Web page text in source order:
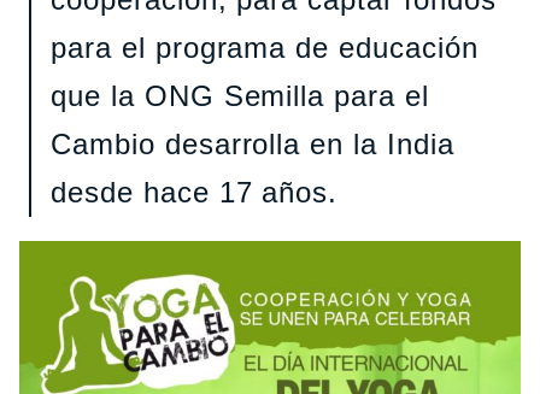
para el programa de educación
que la ONG Semilla para el
Cambio desarrolla en la India
desde hace 17 años.